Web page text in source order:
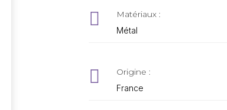
 Matériaux :
Métal
 Origine :
France